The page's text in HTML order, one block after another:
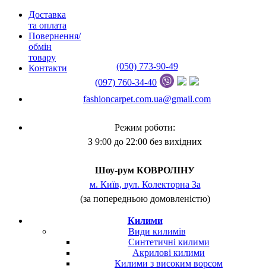
Доставка
та оплата
Повернення/
обмін
товару
Контакти
(050) 773-90-49
(097) 760-34-40
fashioncarpet.com.ua@gmail.com
Режим роботи:
З 9:00 до 22:00 без вихідних
Шоу-рум КОВРОЛІНУ
м. Київ, вул. Колекторна 3а
(за попередньою домовленістю)
Килими
Види килимів
Синтетичні килими
Акрилові килими
Килими з високим ворсом